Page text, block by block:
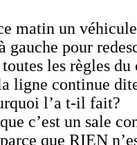
matin un
gauche pour
les règles du
ligne continue
l’a t-il fait?
c’est un sale
que RIEN